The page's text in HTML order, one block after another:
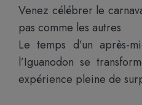
Venez célébrer le
pas comme les autres
Le temps d’un après-
l’Iguanodon se
expérience pleine de